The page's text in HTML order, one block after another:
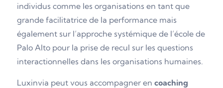
individus comme les organisations en tant que
grande facilitatrice de la performance mais
également sur l’approche systémique de l’école de
Palo Alto pour la prise de recul sur les questions
interactionnelles dans les organisations humaines.
Luxinvia peut vous accompagner en coaching